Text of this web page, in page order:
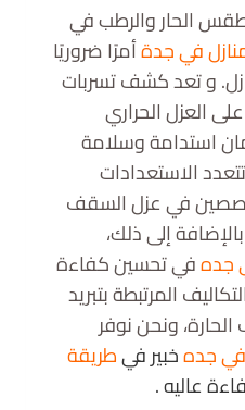
الحار والرطب في
في جدةأمرًا ضروريًا
و تعد كشف تسربات
العزل الحراري
استدامة وسلامة
الاستعدادات
في عزل السقف
إلى ذلك،
جدهفي تحسين كفاءة
المرتبطة بتبريد
ونحن نوفر
جدهخبير فيطريقة
عاليه .